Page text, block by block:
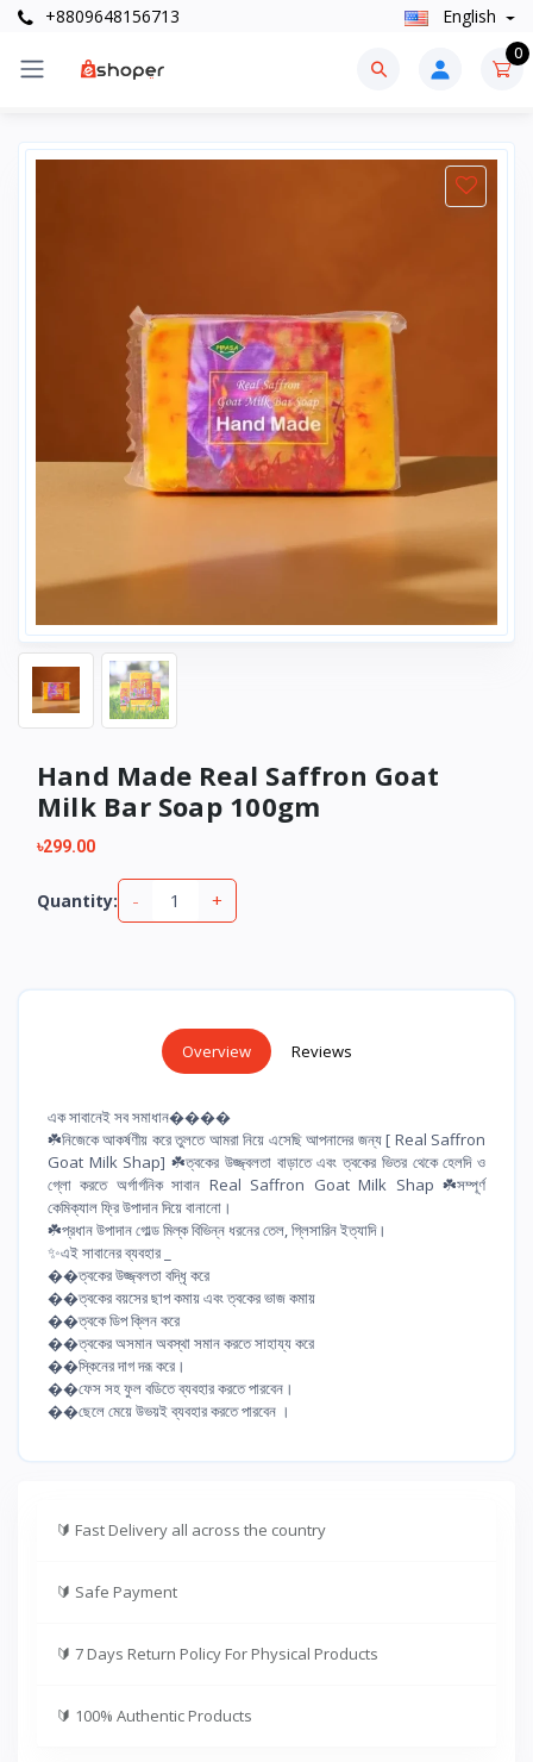
+8809648156713 English
0
Hand Made Real Saffron Goat
Milk Bar Soap 100gm
৳299.00
Quantity: - +
Overview Reviews
এক সাবানেই সব সমাধান����
☘️নিজেকে আকর্ষণীয় করে তুলতে আমরা নিয়ে এসেছি আপনাদের জন্য [ Real Saffron
Goat Milk Shap] ☘️ত্বকের উজ্জ্বলতা বাড়াতে এবং ত্বকের ভিতর থেকে হেলদি ও
গ্লো করতে অর্গার্গনিক সাবান Real Saffron Goat Milk Shap ☘️সম্পূর্ণ
কেমিক্যাল ফ্রি উপাদান দিয়ে বানানো।
☘️প্রধান উপাদান গোল্ড মিল্ক বিভিন্ন ধরনের তেল, গ্লিসারিন ইত্যাদি।
✨এই সাবানের ব্যবহার _
��ত্বকের উজ্জ্বলতা বদ্ধিৃ করে
��ত্বকের বয়সের ছাপ কমায় এবং ত্বকের ভাজ কমায়
��ত্বকে ডিপ ক্লিন করে
��ত্বকের অসমান অবস্থা সমান করতে সাহায্য করে
��স্কিনের দাগ দরূ করে।
��ফেস সহ ফুল বডিতে ব্যবহার করতে পারবেন।
��ছেলে মেয়ে উভয়ই ব্যবহার করতে পারবেন ।
🔰 Fast Delivery all across the country
🔰 Safe Payment
🔰 7 Days Return Policy For Physical Products
🔰 100% Authentic Products